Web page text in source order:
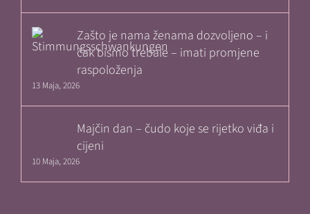
Zašto je nama ženama dozvoljeno – i
čak bismo trebale – imati promjene
raspoloženja
13 Maja, 2026
Majčin dan – čudo koje se rijetko viđa i
cijeni
10 Maja, 2026